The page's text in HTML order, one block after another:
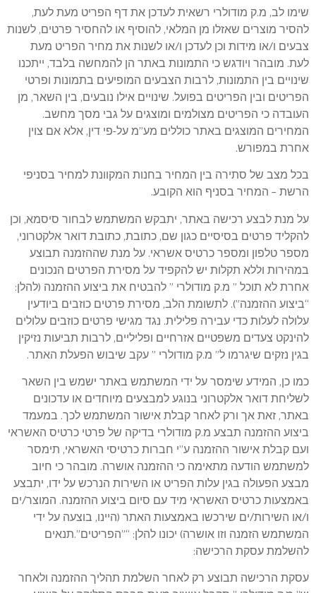
שימו לב, מ.ק מודולרי רשאית לעדכן את דף הפריט מעת לעת,
להסיר מוצרים שאזלו מן המלאי, להוסיף או להחסיר פרטים, לשנות
צבעים ו/או מידות וכן לעדכן ו/או לשנות את מחיר הפריט מעת
לעת. מובהר ויודגש כי התמונות באתר הן להמחשה בלבד, ייתכנו
שינויים בין התמונות, לרבות הצבעים המופיעים בתמונות ופרטי
הפריטים ובין הפריטים בפועל. שינויים אילו נובעים, בין השאר, מן
העובדה כי הפריטים מצולמים ומוצגים על גבי מסך מחשב.
המחירים המוצגים באתר כוללים מע”מ על-פי דין, אלא אם צוין
אחרת במפורש.
בכל מצב של סתירה בין המחיר בחנות המקוונת למחיר בסניפי
הרשת – המחיר בסניף הוא הקובע.
על מנת לבצע רכישה באתר, יתבקש המשתמש לבחור סיסמא, וכן
להקליד פרטים בסיסיים כגון שם, כתובת, כתובת דואר אלקטרוני,
מספר טלפון ומספר כרטיס אשראי. על מנת שההזמנה תבוצע
במהירות וללא תקלות יש להקפיד על מסירת הפרטים הנכונים
אחרת לא תוכל ” מ.ק מודולרי ” להבטיח את ביצוע ההזמנה (להלן:
“ביצוע ההזמנה”). לתשומת הלב, מסירת פרטים כוזבים ביודעין
עלולה לעלות כדי עבירה פלילית. נגד מגישי פרטים כוזבים עלולים
להינקט צעדים משפטיים אזרחיים ופליליים, לרבות תביעות נזיקין
בגין נזקים שיגרמו ל” מ.ק מודולרי ” עקב שיבוש הפעלת האתר.
כמו כן, המידע שימסר על ידי המשתמש באתר ישמש בין השאר
לשליחת דואר אלקטרוני בנוגע למבצעים מיוחדים או עדכונים
באתר, זאת אך ורק לאחר קבלת אישור המשתמש לכך. במעמד
ביצוע ההזמנה תבצע מ.ק מודולרי בדיקה של פרטי כרטיס האשראי
ועם קבלת אישור ההזמנה ע”י חברות כרטיסי האשראי, תימסר
למשתמש הודעה מתאימה כי ההזמנה אושרה. מובהר כי חיוב
מבצע הפעולה בגין עלות הפריט או השירות הנרכש על ידו, יתבצע
באמצעות כרטיס האשראי מיד עם סיום ביצוע ההזמנה. המוצר/ים
ו/או השירות/ים שירכשו באמצעות האתר (היינו, בוצעה על ידי
המשתמש הזמנה וזו אושרה) יכונו להלן: “”הפריטים”.תנאים
להשלמת עסקת הרכישה:
עסקת הרכישה תבוצע רק לאחר השלמת תהליך ההזמנה ולאחר